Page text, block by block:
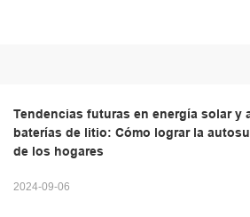
Tendencias futuras en energía solar y
baterías de litio: Cómo lograr la
de los hogares
2024-09-06